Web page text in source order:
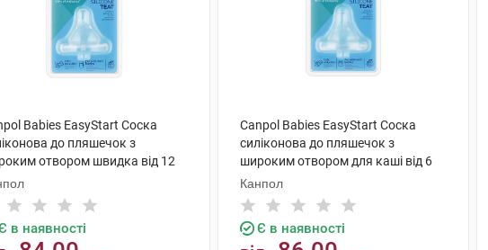
Babies EasyStart Соска
до пляшечок з
отвором швидка від 12
21/722 1 шт
в наявності
Canpol Babies EasyStart Соска
силіконова до пляшечок з
широким отвором для каші від 6
місяців 21/723 1 шт
Канпол
Є в наявності